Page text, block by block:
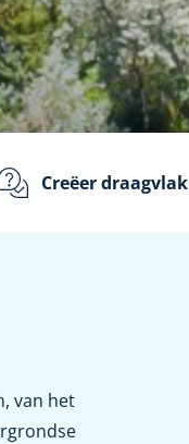
Creëer draagvlak
van het